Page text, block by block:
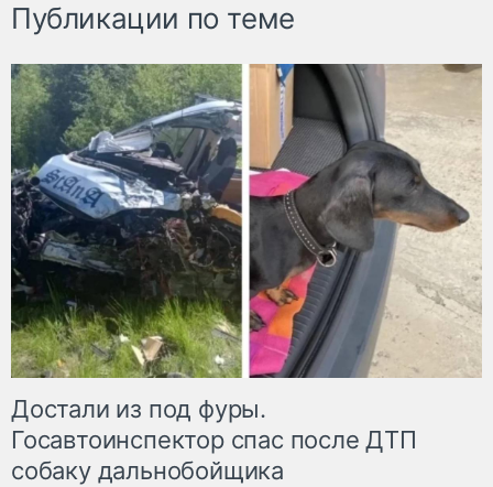
Публикации по теме
Достали из под фуры.
Госавтоинспектор спас после ДТП
собаку дальнобойщика